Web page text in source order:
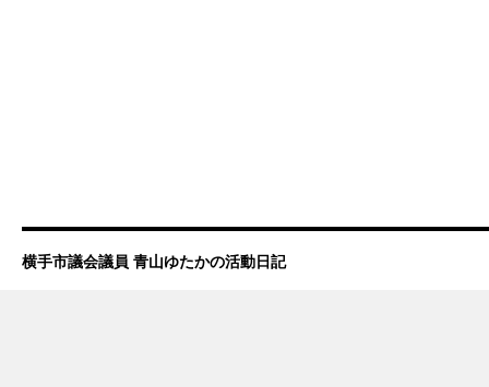
横手市議会議員 青山ゆたかの活動日記